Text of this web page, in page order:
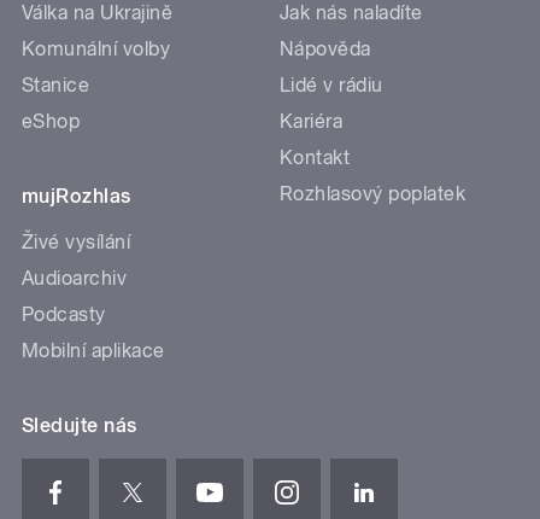
Válka na Ukrajině
Komunální volby
Stanice
eShop
mujRozhlas
Živé vysílání
Audioarchiv
Podcasty
Mobilní aplikace
Jak nás naladíte
Nápověda
Lidé v rádiu
Kariéra
Kontakt
Rozhlasový poplatek
Sledujte nás